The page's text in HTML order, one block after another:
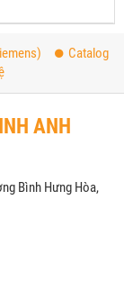
Catalog
ANH
Bình Hưng Hòa,